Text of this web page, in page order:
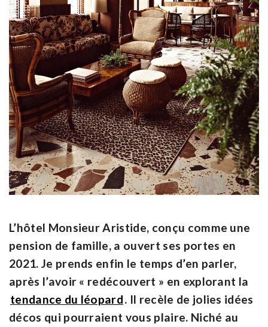
L’hôtel Monsieur Aristide, conçu comme une
pension de famille, a ouvert ses portes en
2021. Je prends enfin le temps d’en parler,
après l’avoir « redécouvert » en explorant la
tendance du léopard. Il recèle de jolies idées
décos qui pourraient vous plaire. Niché au